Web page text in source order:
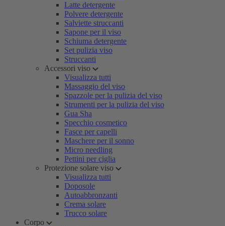
Latte detergente
Polvere detergente
Salviette struccanti
Sapone per il viso
Schiuma detergente
Set pulizia viso
Struccanti
Accessori viso
Visualizza tutti
Massaggio del viso
Spazzole per la pulizia del viso
Strumenti per la pulizia del viso
Gua Sha
Specchio cosmetico
Fasce per capelli
Maschere per il sonno
Micro needling
Pettini per ciglia
Protezione solare viso
Visualizza tutti
Doposole
Autoabbronzanti
Crema solare
Trucco solare
Corpo